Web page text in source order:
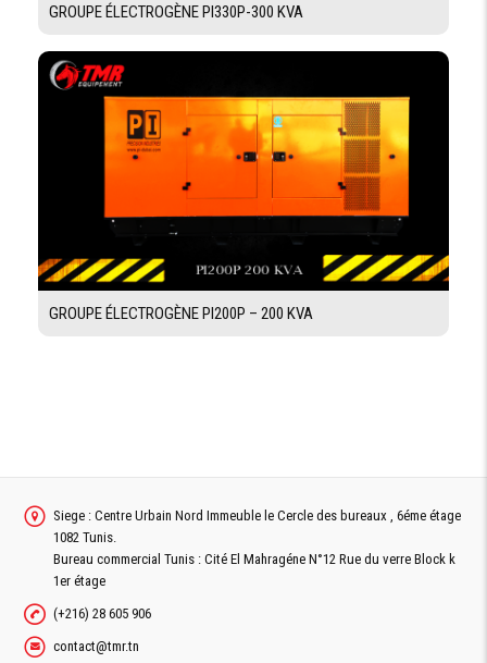
GROUPE ÉLECTROGÈNE PI330P-300 KVA
GROUPE ÉLECTROGÈNE PI200P – 200 KVA
Siege : Centre Urbain Nord Immeuble le Cercle des bureaux , 6éme étage
1082 Tunis.
Bureau commercial Tunis : Cité El Mahragéne N°12 Rue du verre Block k
1er étage
(+216) 28 605 906
contact@tmr.tn